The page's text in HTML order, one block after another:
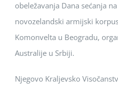
obeležavanja Dana sećanja
novozelandski armijski
Komonvelta u Beogradu,
Australije u Srbiji.
Njegovo Kraljevsko